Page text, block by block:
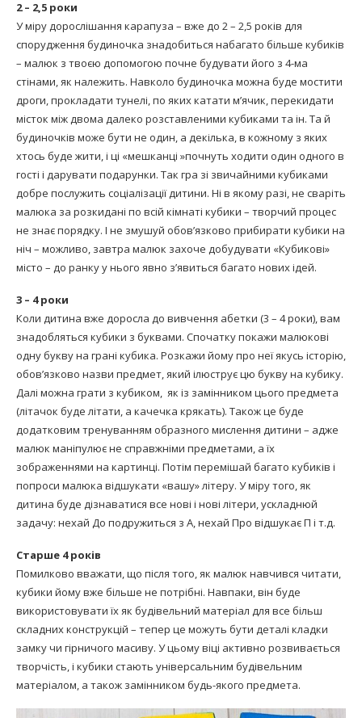
2 – 2,5 роки
У міру дорослішання карапуза – вже до 2 – 2,5 років для
спорудження будиночка знадобиться набагато більше кубиків
– малюк з твоєю допомогою почне будувати його з 4-ма
стінами, як належить. Навколо будиночка можна буде мостити
дроги, прокладати тунелі, по яких катати м’ячик, перекидати
місток між двома далеко розставленими кубиками та ін. Та й
будиночків може бути не один, а декілька, в кожному з яких
хтось буде жити, і ці «мешканці »почнуть ходити один одного в
гості і дарувати подарунки. Так гра зі звичайними кубиками
добре послужить соціалізації дитини. Ні в якому разі, не сваріть
малюка за розкидані по всій кімнаті кубики – творчий процес
не знає порядку. І не змушуй обов’язково прибирати кубики на
ніч – можливо, завтра малюк захоче добудувати «Кубикові»
місто – до ранку у нього явно з’явиться багато нових ідей.
3 – 4 роки
Коли дитина вже доросла до вивчення абетки (3 – 4 роки), вам
знадобляться кубики з буквами. Спочатку покажи малюкові
одну букву на грані кубика. Розкажи йому про неї якусь історію,
обов’язково назви предмет, який ілюструє цю букву на кубику.
Далі можна грати з кубиком, як із замінником цього предмета
(літачок буде літати, а качечка крякать). Також це буде
додатковим тренуванням образного мислення дитини – адже
малюк маніпулює не справжніми предметами, а їх
зображеннями на картинці. Потім перемішай багато кубиків і
попроси малюка відшукати «вашу» літеру. У міру того, як
дитина буде дізнаватися все нові і нові літери, ускладнюй
задачу: нехай До подружиться з А, нехай Про відшукає П і т.д.
Старше 4 років
Помилково вважати, що після того, як малюк навчився читати,
кубики йому вже більше не потрібні. Навпаки, він буде
використовувати їх як будівельний матеріал для все більш
складних конструкцій – тепер це можуть бути деталі кладки
замку чи гірничого масиву. У цьому віці активно розвивається
творчість, і кубики стають універсальним будівельним
матеріалом, а також замінником будь-якого предмета.